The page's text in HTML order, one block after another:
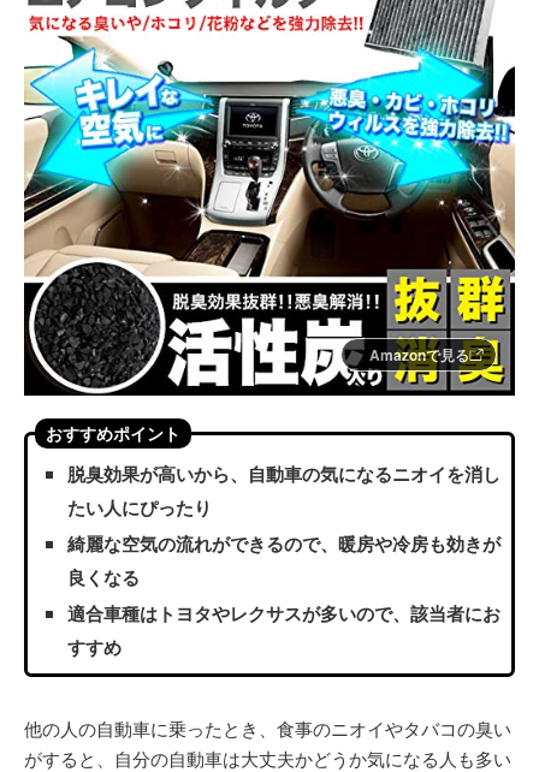
Amazonで見る
おすすめポイント
脱臭効果が高いから、自動車の気になるニオイを消し
たい人にぴったり
綺麗な空気の流れができるので、暖房や冷房も効きが
良くなる
適合車種はトヨタやレクサスが多いので、該当者にお
すすめ
他の人の自動車に乗ったとき、食事のニオイやタバコの臭い
がすると、自分の自動車は大丈夫かどうか気になる人も多い